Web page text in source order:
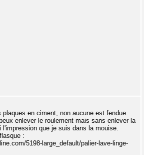
en ciment, non aucune est fendue.
enlever le roulement mais sans enlever la
que je suis dans la mouise.
:
5198-large_default/palier-lave-linge-